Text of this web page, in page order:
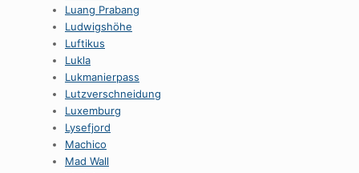
Luang Prabang
Ludwigshöhe
Luftikus
Lukla
Lukmanierpass
Lutzverschneidung
Luxemburg
Lysefjord
Machico
Mad Wall